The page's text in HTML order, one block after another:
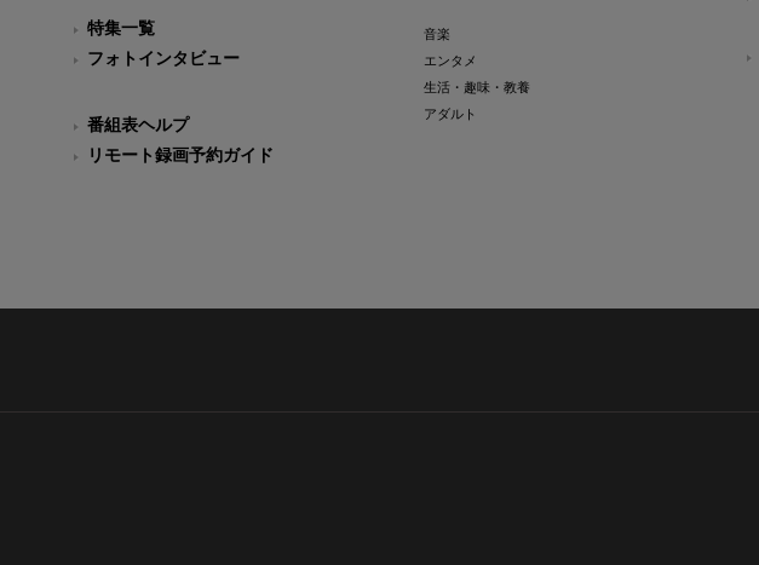
特集一覧
フォトインタビュー
番組表ヘルプ
リモート録画予約ガイド
音楽
エンタメ
生活・趣味・教養
アダルト